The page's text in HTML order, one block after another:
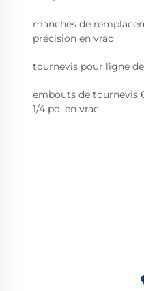
manches de
précision en vrac
tournevis pour ligne
embouts de tournevis
1/4 po, en vrac